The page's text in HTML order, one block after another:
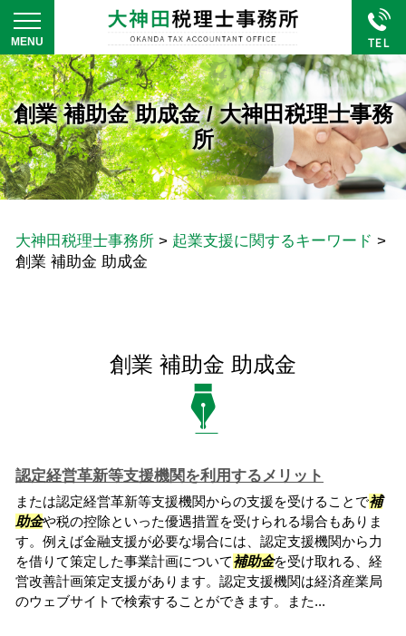
創業 補助金 助成金 / 大神田税理士事務
所
大神田税理士事務所 > 起業支援に関するキーワード >
創業 補助金 助成金
創業 補助金 助成金
認定経営革新等支援機関を利用するメリット
または認定経営革新等支援機関からの支援を受けることで補
助金や税の控除といった優遇措置を受けられる場合もありま
す。例えば金融支援が必要な場合には、認定支援機関から力
を借りて策定した事業計画について補助金を受け取れる、経
営改善計画策定支援があります。認定支援機関は経済産業局
のウェブサイトで検索することができます。また...